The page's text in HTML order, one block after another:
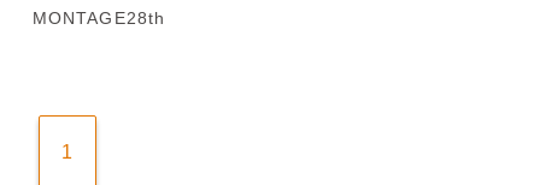
MONTAGE28th
1